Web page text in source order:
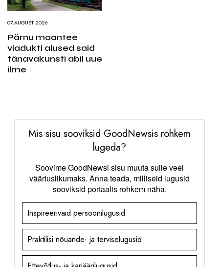
07.AUGUST 2026
Pärnu maantee
viadukti alused said
tänavakunsti abil uue
ilme
Mis sisu sooviksid GoodNewsis rohkem
lugeda?
Soovime GoodNewsi sisu muuta sulle veel
väärtuslikumaks. Anna teada, milliseid lugusid
sooviksid portaalis rohkem näha.
Inspireerivaid persoonilugusid
Praktilisi nõuande- ja terviselugusid